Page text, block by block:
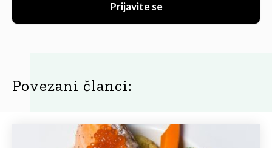
Prijavite se
Povezani članci: